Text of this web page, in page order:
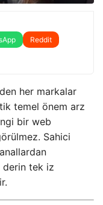
Reddit
her markalar
temel önem arz
bir web
Sahici
derin tek iz